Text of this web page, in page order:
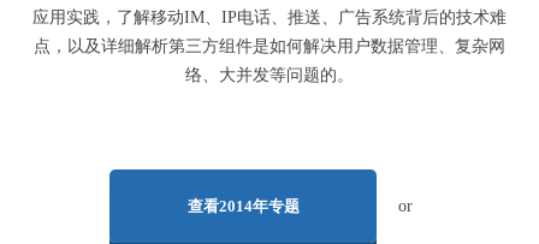
应用实践，了解移动IM、IP电话、推送、广告系统背后的技术难
点，以及详细解析第三方组件是如何解决用户数据管理、复杂网
络、大并发等问题的。
查看2014年专题 or